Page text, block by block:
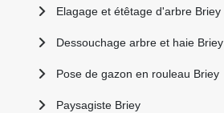
Elagage et étêtage d'arbre Briey
Dessouchage arbre et haie Briey
Pose de gazon en rouleau Briey
Paysagiste Briey